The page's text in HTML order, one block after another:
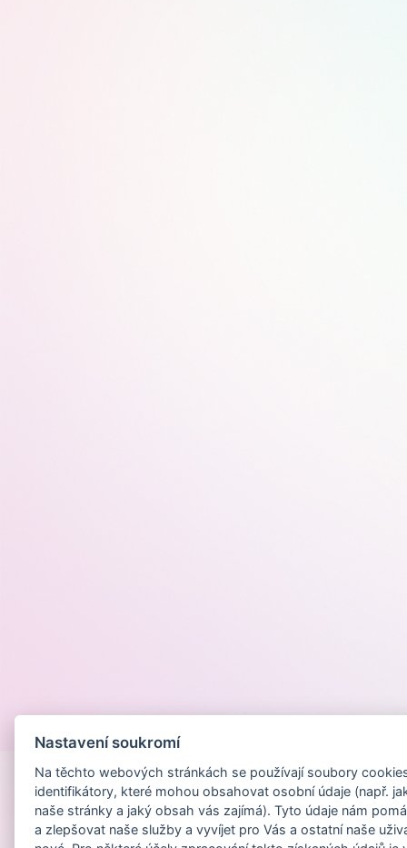
Nastavení soukromí
Na těchto webových stránkách se používají soubory
identifikátory, které mohou obsahovat osobní údaje (např.
naše stránky a jaký obsah vás zajímá). Tyto údaje nám
a zlepšovat naše služby a vyvíjet pro Vás a ostatní naše